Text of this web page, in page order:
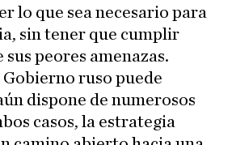
lo que sea necesario para
sin tener que cumplir
peores amenazas.
ruso puede
dispone de numerosos
casos, la estrategia